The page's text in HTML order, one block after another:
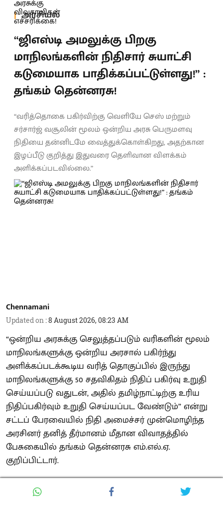
அரசியல்
“ஜிஎஸ்டி அமலுக்கு பிறகு
மாநிலங்களின் நிதிசார் சுயாட்சி
கடுமையாக பாதிக்கப்பட்டுள்ளது!” :
தங்கம் தென்னரசு!
“வரித்தொகை பகிர்விற்கு வெளியே செஸ் மற்றும்
சர்சார்ஜ் வசூலின் மூலம் ஒன்றிய அரசு பெருமளவு
நிதியை தன்னிடமே வைத்துக்கொள்கிறது, அதற்கான
இழப்பீடு குறித்து இதுவரை தெளிவான விளக்கம்
அளிக்கப்படவில்லை.”
Chennamani
Updated on :8 August 2026, 08:23 AM
“ஒன்றிய அரசுக்கு செலுத்தப்படும் வரிகளின் மூலம்
மாநிலங்களுக்கு ஒன்றிய அரசால் பகிர்ந்து
அளிக்கப்படக்கூடிய வரித் தொகுப்பில் இருந்து
மாநிலங்களுக்கு 50 சதவிகிதம் நிதிப் பகிர்வு உறுதி
செய்யப்படு வதுடன், அதில் தமிழ்நாட்டிற்கு உரிய
நிதிப்பகிர்வும் உறுதி செய்யப்பட வேண்டும்” என்று
சட்டப் பேரவையில் நிதி அமைச்சர் முன்மொழிந்த
அரசினர் தனித் தீர்மானம் மீதான விவாதத்தில்
பேசுகையில் தங்கம் தென்னரசு எம்.எல்.ஏ.
குறிப்பிட்டார்.
தமிழ்நாடு சட்டப்பேரவையில் மாநிலங்களுக்கான